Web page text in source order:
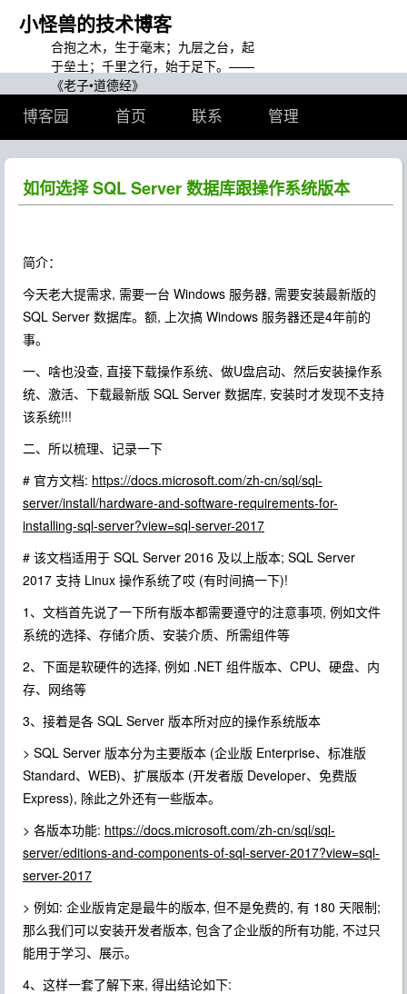
小怪兽的技术博客
合抱之木，生于毫末；九层之台，起
于垒土；千里之行，始于足下。——
《老子•道德经》
博客园 首页 联系 管理
如何选择 SQL Server 数据库跟操作系统版本
简介：
今天老大提需求, 需要一台 Windows 服务器, 需要安装最新版的
SQL Server 数据库。额, 上次搞 Windows 服务器还是4年前的
事。
一、啥也没查, 直接下载操作系统、做U盘启动、然后安装操作系
统、激活、下载最新版 SQL Server 数据库, 安装时才发现不支持
该系统!!!
二、所以梳理、记录一下
# 官方文档: https://docs.microsoft.com/zh-cn/sql/sql-
server/install/hardware-and-software-requirements-for-
installing-sql-server?view=sql-server-2017
# 该文档适用于 SQL Server 2016 及以上版本; SQL Server
2017 支持 Linux 操作系统了哎 (有时间搞一下)!
1、文档首先说了一下所有版本都需要遵守的注意事项, 例如文件
系统的选择、存储介质、安装介质、所需组件等
2、下面是软硬件的选择, 例如 .NET 组件版本、CPU、硬盘、内
存、网络等
3、接着是各 SQL Server 版本所对应的操作系统版本
> SQL Server 版本分为主要版本 (企业版 Enterprise、标准版
Standard、WEB)、扩展版本 (开发者版 Developer、免费版
Express), 除此之外还有一些版本。
> 各版本功能: https://docs.microsoft.com/zh-cn/sql/sql-
server/editions-and-components-of-sql-server-2017?view=sql-
server-2017
> 例如: 企业版肯定是最牛的版本, 但不是免费的, 有 180 天限制;
那么我们可以安装开发者版本, 包含了企业版的所有功能, 不过只
能用于学习、展示。
4、这样一套了解下来, 得出结论如下: